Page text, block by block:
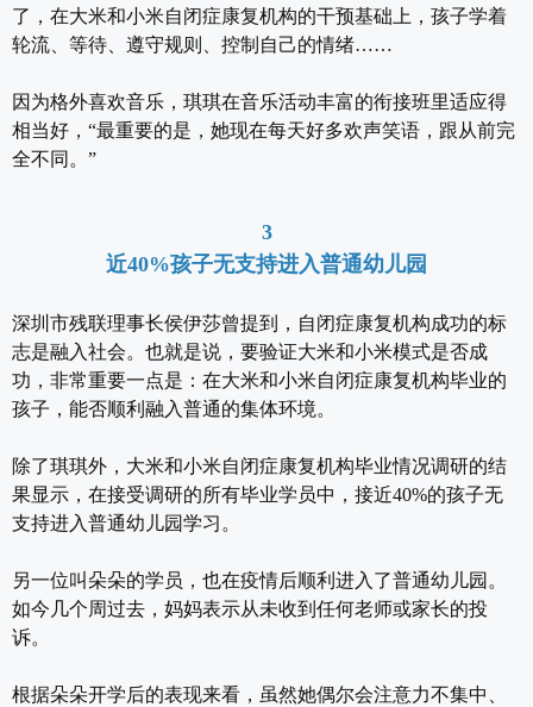
了，在大米和小米自闭症康复机构的干预基础上，孩子学着
轮流、等待、遵守规则、控制自己的情绪……
因为格外喜欢音乐，琪琪在音乐活动丰富的衔接班里适应得
相当好，“最重要的是，她现在每天好多欢声笑语，跟从前完
全不同。”
3
近40%孩子无支持进入普通幼儿园
深圳市残联理事长侯伊莎曾提到，自闭症康复机构成功的标
志是融入社会。也就是说，要验证大米和小米模式是否成
功，非常重要一点是：在大米和小米自闭症康复机构毕业的
孩子，能否顺利融入普通的集体环境。
除了琪琪外，大米和小米自闭症康复机构毕业情况调研的结
果显示，在接受调研的所有毕业学员中，接近40%的孩子无
支持进入普通幼儿园学习。
另一位叫朵朵的学员，也在疫情后顺利进入了普通幼儿园。
如今几个周过去，妈妈表示从未收到任何老师或家长的投
诉。
根据朵朵开学后的表现来看，虽然她偶尔会注意力不集中、